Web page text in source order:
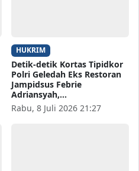
HUKRIM
Detik-detik Kortas Tipidkor
Polri Geledah Eks Restoran
Jampidsus Febrie
Adriansyah,…
Rabu, 8 Juli 2026 21:27